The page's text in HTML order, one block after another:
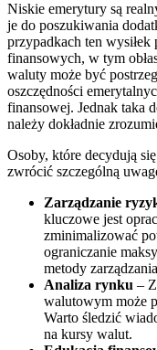
Niskie emerytury są
je do poszukiwania
przypadkach ten
finansowych, w tym
waluty może być
oszczędności
finansowej. Jednak taka
należy dokładnie
Osoby, które decydują
zwrócić szczególną
Zarządzanie
kluczowe jest
zminimalizować
ograniczanie
metody
Analiza rynku –
walutowym może
Warto śledzić
na kursy walut.